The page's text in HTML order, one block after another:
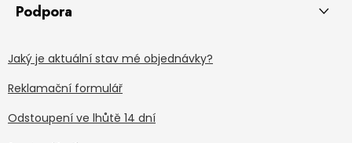
Podpora
Jaký je aktuální stav mé objednávky?
Reklamační formulář
Odstoupení ve lhůtě 14 dní